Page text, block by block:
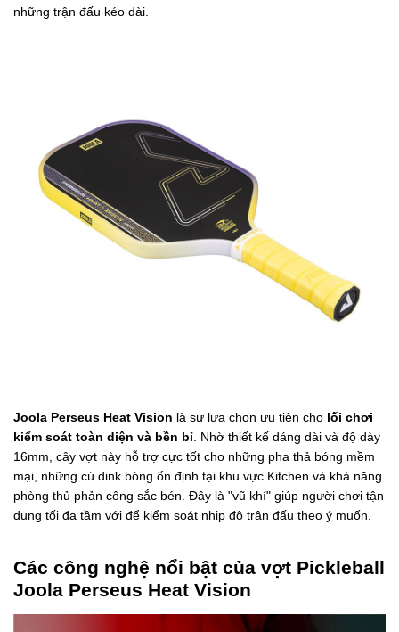
những trận đấu kéo dài.
Joola Perseus Heat Vision là sự lựa chọn ưu tiên cho lối chơi
kiểm soát toàn diện và bền bỉ . Nhờ thiết kế dáng dài và độ dày
16mm, cây vợt này hỗ trợ cực tốt cho những pha thả bóng mềm
mại, những cú dink bóng ổn định tại khu vực Kitchen và khả năng
phòng thủ phản công sắc bén. Đây là "vũ khí" giúp người chơi tận
dụng tối đa tầm với để kiểm soát nhịp độ trận đấu theo ý muốn.
Các công nghệ nổi bật của vợt Pickleball
Joola Perseus Heat Vision